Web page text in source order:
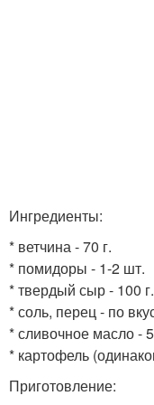
Ингредиенты:
* ветчина - 70 г.
* помидоры - 1-2 шт.
* твердый сыр - 100 г.
* соль, перец - по
* сливочное масло -
* картофель
Приготовление: